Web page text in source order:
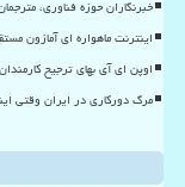
خبرنگاران حوزه فناوری،
اینترنت ماهواره ای آمازون
اوپن ای آی بهای ترجیح
مرگ دورکاری در ایران وقتی